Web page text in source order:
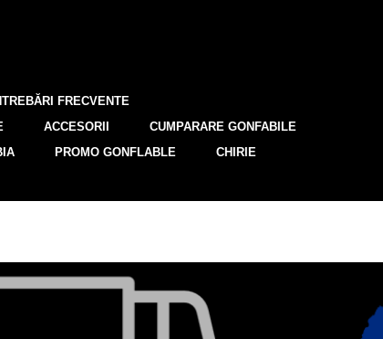
FRECVENTE
ACCESORII
CUMPARARE GONFABILE
PROMO GONFLABLE
CHIRIE